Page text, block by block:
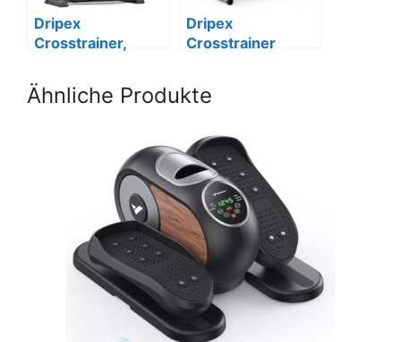
Dripex
Crosstrainer,
Blau
Dripex
Crosstrainer
Ähnliche Produkte